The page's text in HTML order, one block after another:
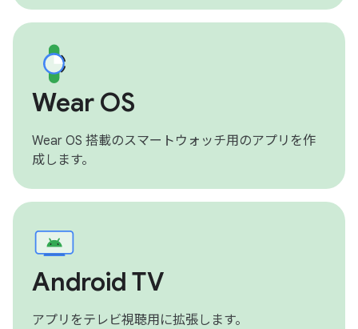
Wear OS
Wear OS 搭載のスマートウォッチ用のアプリを作
成します。
Android TV
アプリをテレビ視聴用に拡張します。